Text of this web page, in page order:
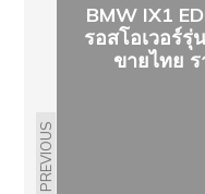
PREVIOUS
BMW IX1
รอสโอเวอร์รุ่
ขายไทย